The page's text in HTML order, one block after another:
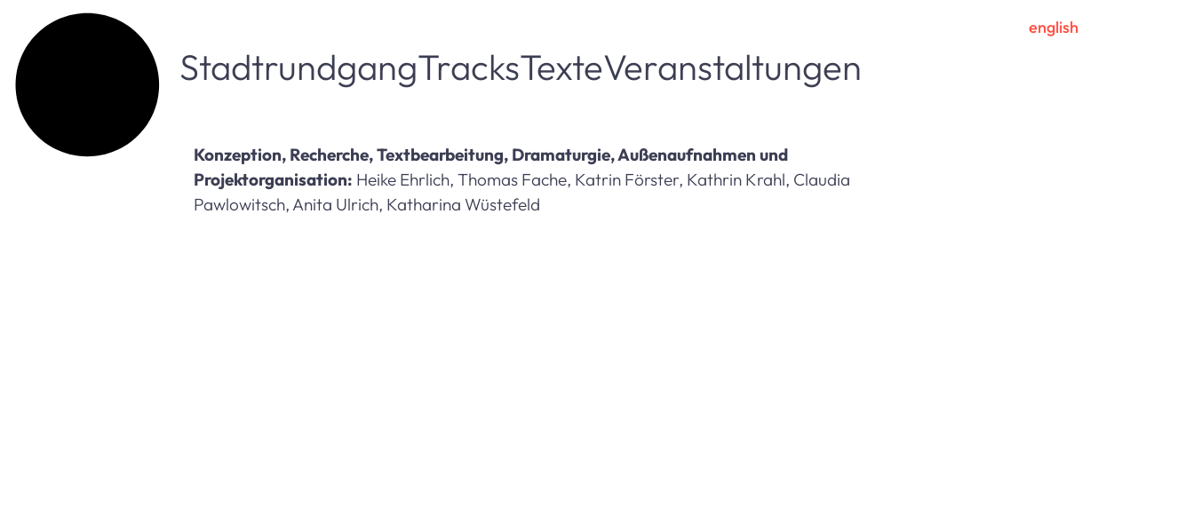
StadtrundgangTracksTexteVeranstaltungen
english
Konzeption, Recherche, Textbearbeitung, Dramaturgie, Außenaufnahmen und
Projektorganisation: Heike Ehrlich, Thomas Fache, Katrin Förster, Kathrin Krahl, Claudia
Pawlowitsch, Anita Ulrich, Katharina Wüstefeld